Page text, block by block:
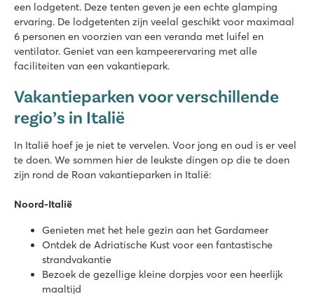
Cisano/San Vito
Cisano/San Vito
Italië - Noord-Italië - Gardameer - Cisano
★ ★ ★
Leuke zwembaden op beide campings
Uitgebreid animatieprogramma op Cisano
Leuke dorpjes Lazise en Bardolino dichtbij
hu Norcenni Girasole village
hu Norcenni Girasole village
2 grote zwembadcomplexen met lagunebad
Eindeloos sport en speelplezier op de camping
Bezoek de steden Siena, Pisa en Lucca
een lodgetent. Deze tenten geven je een echte glamping
ervaring. De lodgetenten zijn veelal geschikt voor maximaal
6 personen en voorzien van een veranda met luifel en
ventilator. Geniet van een kampeerervaring met alle
faciliteiten van een vakantiepark.
Vakantieparken voor verschillende
regio’s in Italië
In Italië hoef je je niet te vervelen. Voor jong en oud is er veel
te doen. We sommen hier de leukste dingen op die te doen
zijn rond de Roan vakantieparken in Italië:
Noord-Italië
Genieten met het hele gezin aan het Gardameer
Ontdek de Adriatische Kust voor een fantastische
strandvakantie
Bezoek de gezellige kleine dorpjes voor een heerlijk
maaltijd